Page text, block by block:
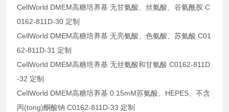
CellWorld DMEM高糖培养基 无甘氨酸、丝氨酸、谷氨酰胺 C
0162-811D-30 定制
CellWorld DMEM高糖培养基 无亮氨酸、色氨酸、苏氨酸 C01
62-811D-31 定制
CellWorld DMEM高糖培养基 无丝氨酸和甘氨酸 C0162-811D
-32 定制
CellWorld DMEM高糖培养基 0.15mM苏氨酸、HEPES、不含
丙(tong)酮酸钠 C0162-811D-33 定制